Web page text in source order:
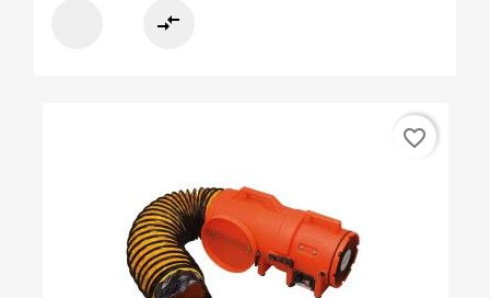
compare_arrows
favorite_border